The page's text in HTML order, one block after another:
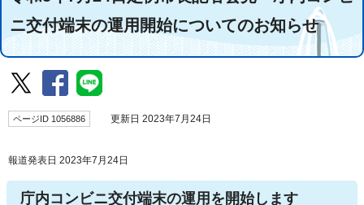
ニ交付端末の運用開始についてのお知らせ
ページID 1056886 更新日 2023年7月24日
報道発表日 2023年7月24日
庁内コンビニ交付端末の運用を開始します